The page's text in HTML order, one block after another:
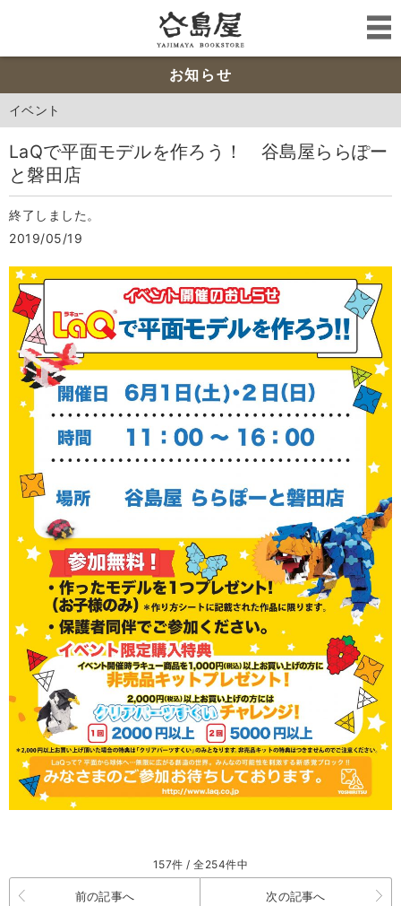
お知らせ
イベント
LaQで平面モデルを作ろう！ 谷島屋ららぽー
と磐田店
終了しました。
2019/05/19
157件 / 全254件中
前の記事へ 次の記事へ